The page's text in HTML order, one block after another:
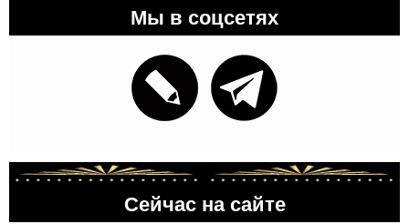
Мы в соцсетях
Сейчас на сайте